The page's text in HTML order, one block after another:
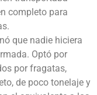
completo para
que nadie hiciera
Optó por
por fragatas,
de poco tonelaje y